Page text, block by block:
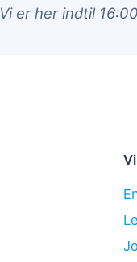
Vi er her indtil 16:00